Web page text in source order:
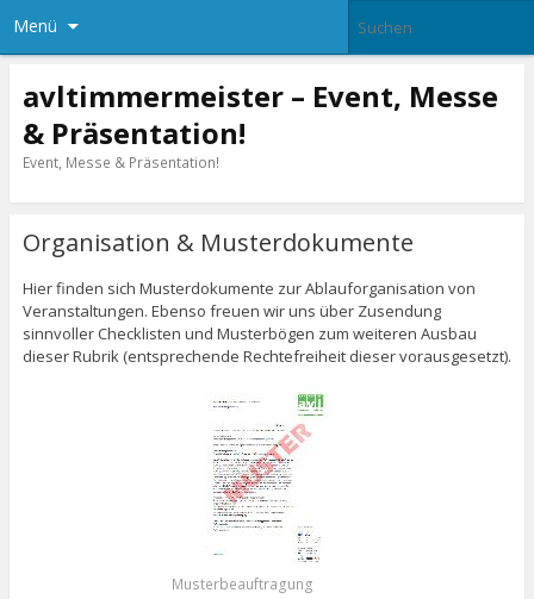
Menü
avltimmermeister – Event, Messe
& Präsentation!
Event, Messe & Präsentation!
Organisation & Musterdokumente
Hier finden sich Musterdokumente zur Ablauforganisation von
Veranstaltungen. Ebenso freuen wir uns über Zusendung
sinnvoller Checklisten und Musterbögen zum weiteren Ausbau
dieser Rubrik (entsprechende Rechtefreiheit dieser vorausgesetzt).
Musterbeauftragung